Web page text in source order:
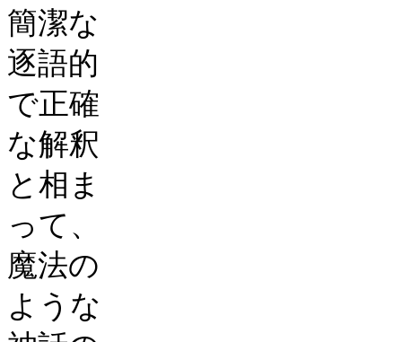
簡潔な
逐語的
で正確
な解釈
と相ま
って、
魔法の
ような